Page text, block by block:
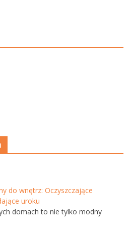
do wnętrz: Oczyszczające
uroku
domach to nie tylko modny